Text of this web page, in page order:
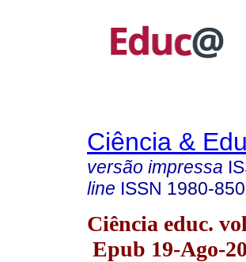
Ciência &
versão impressa
line ISSN 1980-
Ciência educ.
Epub 19-Ago-